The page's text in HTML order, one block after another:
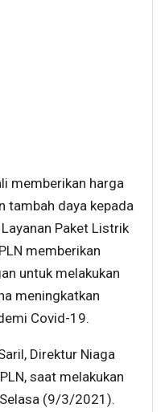
memberikan harga
tambah daya kepada
Paket Listrik
memberikan
untuk melakukan
meningkatkan
Covid-19.
Direktur Niaga
saat melakukan
(9/3/2021).